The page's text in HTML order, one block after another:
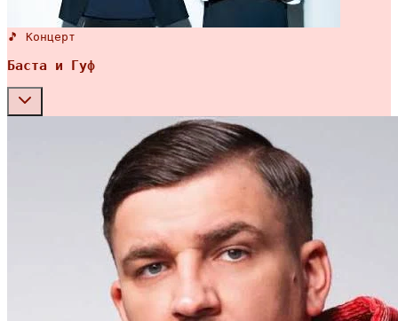
🎵 Концерт
Баста и Гуф